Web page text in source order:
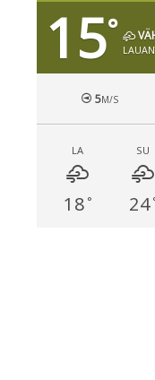
15°
5M/S
LA
18 °
SU
24